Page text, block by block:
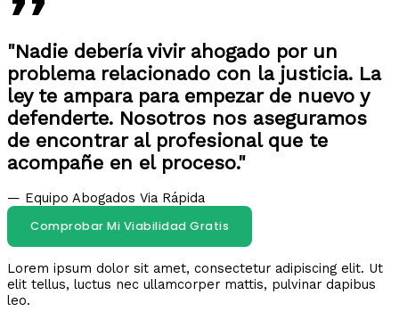
"Nadie debería vivir ahogado por un
problema relacionado con la justicia. La
ley te ampara para empezar de nuevo y
defenderte. Nosotros nos aseguramos
de encontrar al profesional que te
acompañe en el proceso."
— Equipo Abogados Via Rápida
Comprobar Mi Viabilidad Gratis
Lorem ipsum dolor sit amet, consectetur adipiscing elit. Ut
elit tellus, luctus nec ullamcorper mattis, pulvinar dapibus
leo.